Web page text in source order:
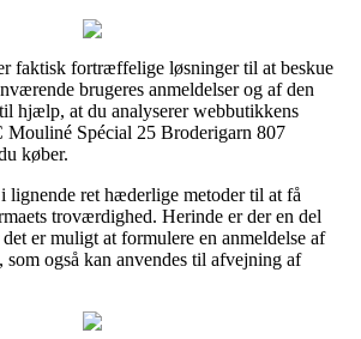
faktisk fortræffelige løsninger til at beskue
brugeres anmeldelser og af den
hjælp, at du analyserer webbutikkens
Spécial 25 Broderigarn 807
køber.
lignende ret hæderlige metoder til at få
troværdighed. Herinde er der en del
er muligt at formulere en anmeldelse af
som også kan anvendes til afvejning af